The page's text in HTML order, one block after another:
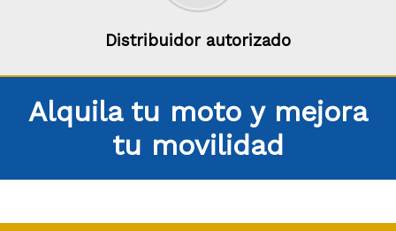
Distribuidor autorizado
Alquila tu moto y mejora
tu movilidad